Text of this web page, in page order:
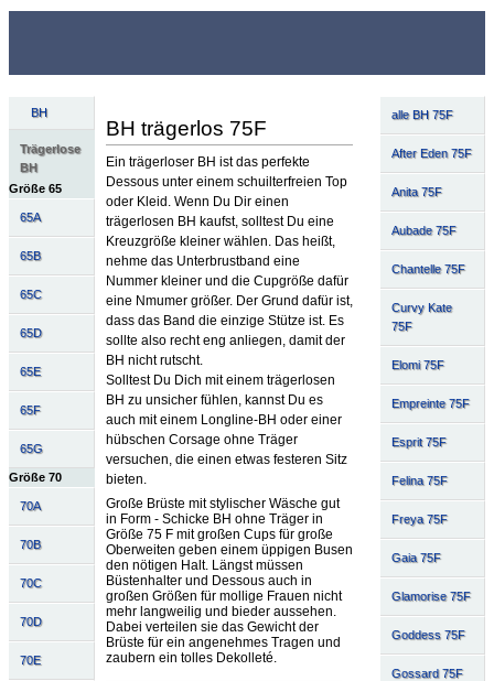
BH
Trägerlose
BH
Größe 65
65A
65B
65C
65D
65E
65F
65G
Größe 70
70A
70B
70C
70D
70E
alle BH 75F
After Eden 75F
Anita 75F
Aubade 75F
Chantelle 75F
Curvy Kate
75F
Elomi 75F
Empreinte 75F
Esprit 75F
Felina 75F
Freya 75F
Gaia 75F
Glamorise 75F
Goddess 75F
Gossard 75F
BH trägerlos 75F
Ein trägerloser BH ist das perfekte
Dessous unter einem schuilterfreien Top
oder Kleid. Wenn Du Dir einen
trägerlosen BH kaufst, solltest Du eine
Kreuzgröße kleiner wählen. Das heißt,
nehme das Unterbrustband eine
Nummer kleiner und die Cupgröße dafür
eine Nmumer größer. Der Grund dafür ist,
dass das Band die einzige Stütze ist. Es
sollte also recht eng anliegen, damit der
BH nicht rutscht.
Solltest Du Dich mit einem trägerlosen
BH zu unsicher fühlen, kannst Du es
auch mit einem Longline-BH oder einer
hübschen Corsage ohne Träger
versuchen, die einen etwas festeren Sitz
bieten.
Große Brüste mit stylischer Wäsche gut
in Form - Schicke BH ohne Träger in
Größe 75 F mit großen Cups für große
Oberweiten geben einem üppigen Busen
den nötigen Halt. Längst müssen
Büstenhalter und Dessous auch in
großen Größen für mollige Frauen nicht
mehr langweilig und bieder aussehen.
Dabei verteilen sie das Gewicht der
Brüste für ein angenehmes Tragen und
zaubern ein tolles Dekolleté.